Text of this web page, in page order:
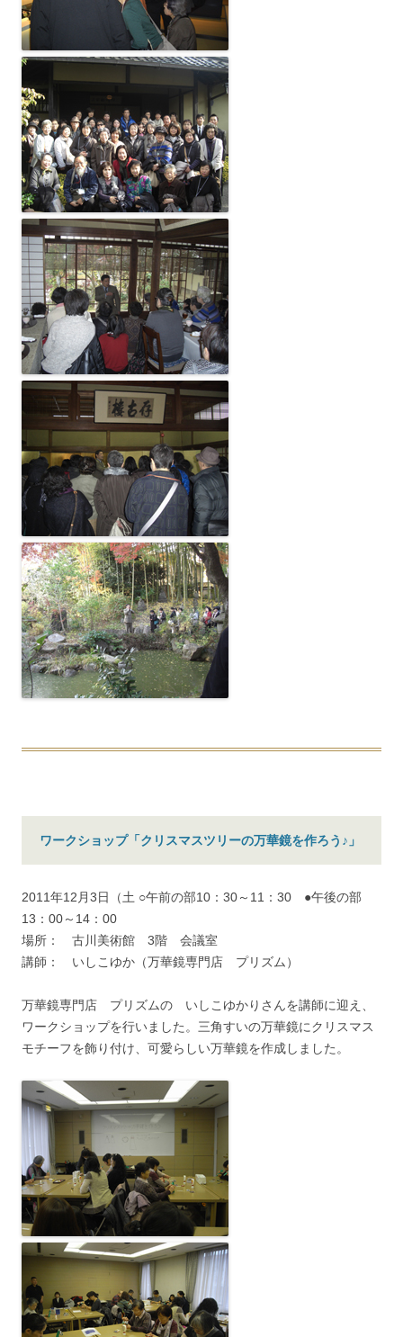
ワークショップ「クリスマスツリーの万華鏡を作ろう♪」
2011年12月3日（土 ○午前の部10：30～11：30 ●午後の部
13：00～14：00
場所： 古川美術館 3階 会議室
講師： いしこゆか（万華鏡専門店 プリズム）
万華鏡専門店 プリズムの いしこゆかりさんを講師に迎え、
ワークショップを行いました。三角すいの万華鏡にクリスマス
モチーフを飾り付け、可愛らしい万華鏡を作成しました。